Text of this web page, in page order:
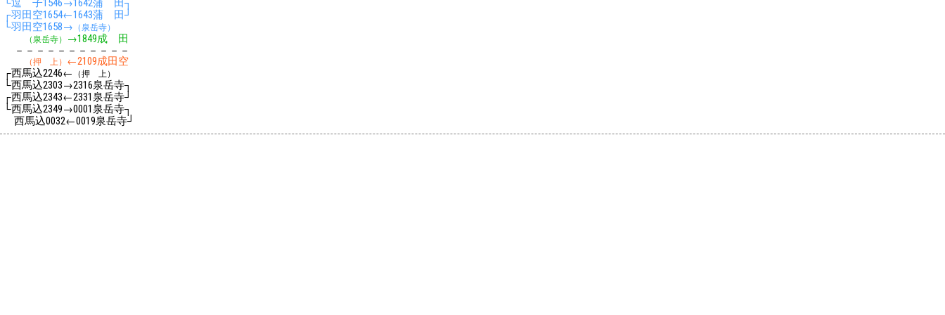
1546 1642
┌羽田空1654←1643蒲 田┘
└羽田空1658→ （泉岳寺）
（泉岳寺） →1849成 田
－－－－－－－－－－－
（押 上） ←2109成田空
┌西馬込2246← （押 上）
└西馬込2303→2316泉岳寺┐
┌西馬込2343←2331 泉岳寺┘
└西馬込2349→0001 泉岳寺┐
西馬込0032←0019泉岳寺┘